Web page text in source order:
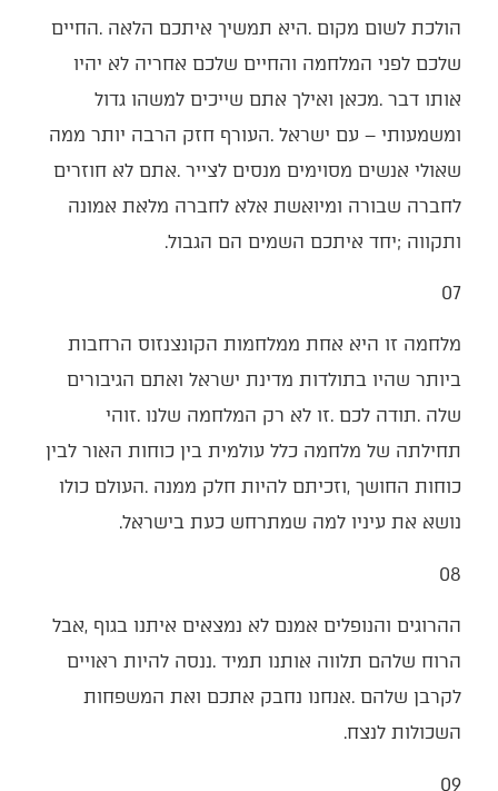
‬הולכת‭ ‬לשום‭ ‬מקום‭. ‬היא‭ ‬תמשיך‭ ‬איתכם‭ ‬הלאה‭. ‬החיים‭
‬שלכם‭ ‬לפני‭ ‬המלחמה‭ ‬והחיים‭ ‬שלכם‭ ‬אחריה‭ ‬לא‭ ‬יהיו‭
‬אותו‭ ‬דבר‭. ‬מכאן‭ ‬ואילך‭ ‬אתם‭ ‬שייכים‭ ‬למשהו‭ ‬גדול‭
‬שאולי‭ ‬אנשים‭ ‬מסוימים‭ ‬מנסים‭ ‬לצייר‭. ‬אתם‭ ‬לא‭ ‬חוזרים‭
‬ותקווה‭; ‬יחד‭ ‬איתכם‭ ‬השמים‭ ‬הם‭ ‬הגבול‭.‬
07
מלחמה‭ ‬זו‭ ‬היא‭ ‬אחת‭ ‬ממלחמות‭ ‬הקונצנזוס‭ ‬הרחבות‭
‬ביותר‭ ‬שהיו‭ ‬בתולדות‭ ‬מדינת‭ ‬ישראל‭ ‬ואתם‭ ‬הגיבורים‭
‬שלה‭. ‬תודה‭ ‬לכם‭. ‬זו‭ ‬לא‭ ‬רק‭ ‬המלחמה‭ ‬שלנו‭. ‬זוהי‭
‬תחילתה‭ ‬של‭ ‬מלחמה‭ ‬כלל‭ ‬עולמית‭ ‬בין‭ ‬כוחות‭ ‬האור‭ ‬לבין‭
‬כוחות‭ ‬החושך‭, ‬וזכיתם‭ ‬להיות‭ ‬חלק‭ ‬ממנה‭. ‬העולם‭ ‬כולו‭
‬נושא‭ ‬את‭ ‬עיניו‭ ‬למה‭ ‬שמתרחש‭ ‬כעת‭ ‬בישראל‭.‬
08
ההרוגים‭ ‬והנופלים‭ ‬אמנם‭ ‬לא‭ ‬נמצאים‭ ‬איתנו‭ ‬בגוף‭, ‬אבל‭
‬הרוח‭ ‬שלהם‭ ‬תלווה‭ ‬אותנו‭ ‬תמיד‭. ‬ננסה‭ ‬להיות‭ ‬ראויים‭
‬לקרבן‭ ‬שלהם‭. ‬אנחנו‭ ‬נחבק‭ ‬אתכם‭ ‬ואת‭ ‬המשפחות‭
‬השכולות‭ ‬לנצח‭.‬
09